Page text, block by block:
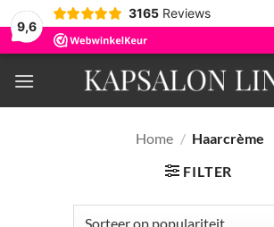
9,6
3165 Reviews
naar
inhoud
Home / Haarcrème
FILTER